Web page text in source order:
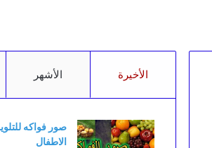
الأخيرة الأشهر
صور فواكه
الاطفال